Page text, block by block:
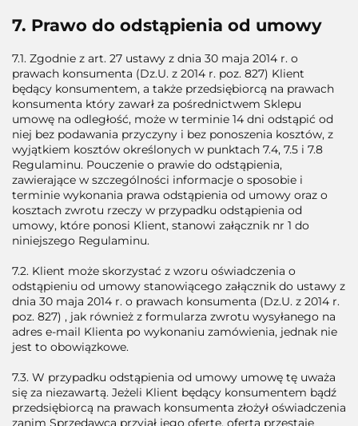
7. Prawo do odstąpienia od umowy
7.1. Zgodnie z art. 27 ustawy z dnia 30 maja 2014 r. o
prawach konsumenta (Dz.U. z 2014 r. poz. 827) Klient
będący konsumentem, a także przedsiębiorcą na prawach
konsumenta który zawarł za pośrednictwem Sklepu
umowę na odległość, może w terminie 14 dni odstąpić od
niej bez podawania przyczyny i bez ponoszenia kosztów, z
wyjątkiem kosztów określonych w punktach 7.4, 7.5 i 7.8
Regulaminu. Pouczenie o prawie do odstąpienia,
zawierające w szczególności informacje o sposobie i
terminie wykonania prawa odstąpienia od umowy oraz o
kosztach zwrotu rzeczy w przypadku odstąpienia od
umowy, które ponosi Klient, stanowi załącznik nr 1 do
niniejszego Regulaminu.
7.2. Klient może skorzystać z wzoru oświadczenia o
odstąpieniu od umowy stanowiącego załącznik do ustawy z
dnia 30 maja 2014 r. o prawach konsumenta (Dz.U. z 2014 r.
poz. 827) , jak również z formularza zwrotu wysyłanego na
adres e-mail Klienta po wykonaniu zamówienia, jednak nie
jest to obowiązkowe.
7.3. W przypadku odstąpienia od umowy umowę tę uważa
się za niezawartą. Jeżeli Klient będący konsumentem bądź
przedsiębiorcą na prawach konsumenta złożył oświadczenia
zanim Sprzedawca przyjął jego ofertę, oferta przestaje